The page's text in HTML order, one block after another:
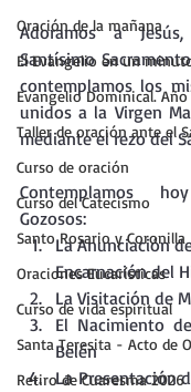
Oración de la mañana
El Evangelio en un
Evangelio Dominical. Año
Taller de oración ante el
Curso de oración
Curso del Catecismo
Santo Rosario y Coronilla
Oraciones Eucarísticas
Curso de vida espiritual
Santa Teresita - Acto de
Retiro de Cuaresma 2026
Adoramos a
Santísimo
contemplamos los
unidos a la Virgen
mediante el rezo del
Contemplamos
Gozosos:
La Anunciación
Encarnación del
La Visitación de
El Nacimiento
Belén
La Presentación